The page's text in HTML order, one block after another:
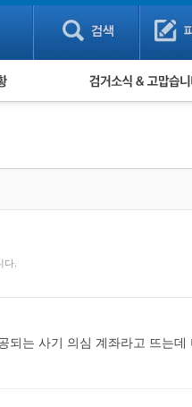
검거 소식
다.
되는 사기 의심 계좌라고 뜨는